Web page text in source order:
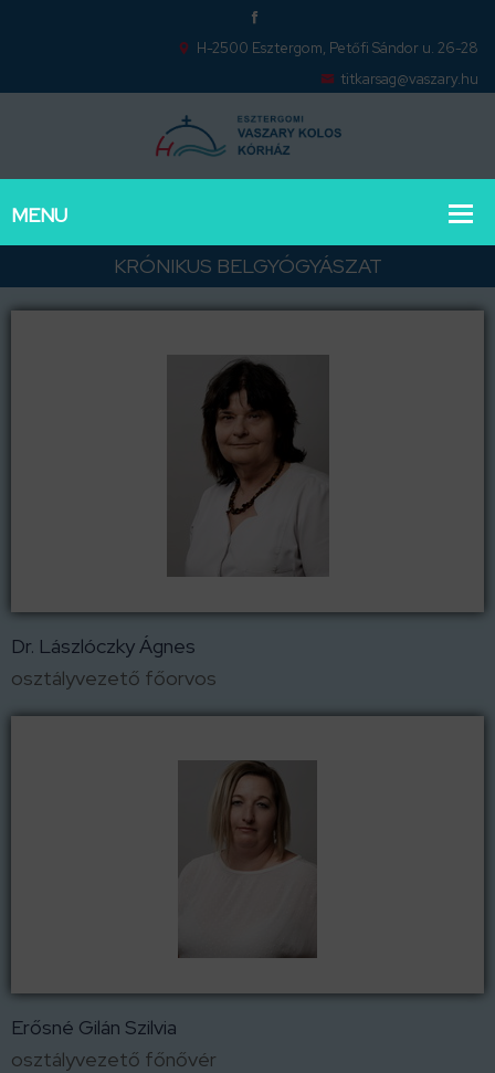
H-2500 Esztergom, Petőfi Sándor u. 26-28
titkarsag@vaszary.hu
KRÓNIKUS BELGYÓGYÁSZAT
Dr. Lászlóczky Ágnes
osztályvezető főorvos
Erősné Gilán Szilvia
osztályvezető főnővér